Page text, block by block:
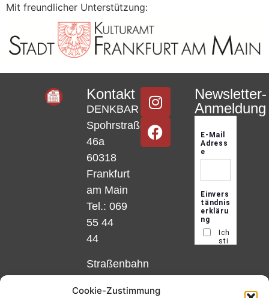
Cookie-Zustimmung
Mit freundlicher Unterstützung:
Kontakt
DENKBAR
Spohrstraße
46a
60318
Frankfurt
am Main
Tel.: 069
55 44
44
Straßenbahn
Newsletter-
Anmeldung